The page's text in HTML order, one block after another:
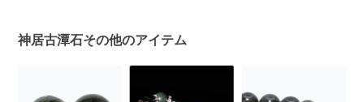
神居古潭石その他のアイテム